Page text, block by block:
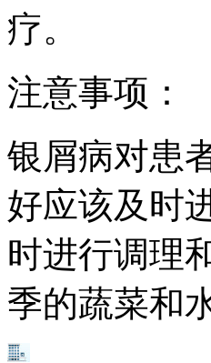
疗。
注意事项：
银屑病对患
好应该及时
时进行调理
季的蔬菜和